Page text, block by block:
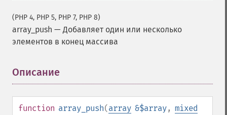
(PHP 4, PHP 5, PHP 7, PHP 8)
array_push —Добавляет один или несколько
элементов в конец массива
Описание
function array_push(array &$array, mixed